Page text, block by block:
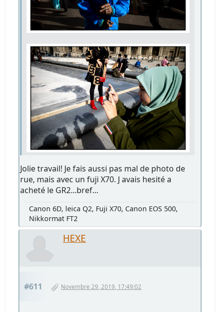
Jolie travail! Je fais aussi pas mal de photo de
rue, mais avec un fuji X70. J avais hesité a
acheté le GR2...bref...
Canon 6D, leica Q2, Fuji X70, Canon EOS 500,
Nikkormat FT2
HEXE
#611 Novembre 29, 2019, 17:49:02